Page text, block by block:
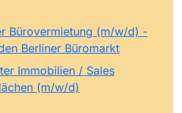
Bürovermietung (m/w/d) -
Berliner Büromarkt
Immobilien / Sales
(m/w/d)